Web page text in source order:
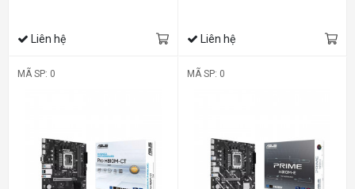
Liên hệ Liên hệ
MÃ SP: 0 MÃ SP: 0